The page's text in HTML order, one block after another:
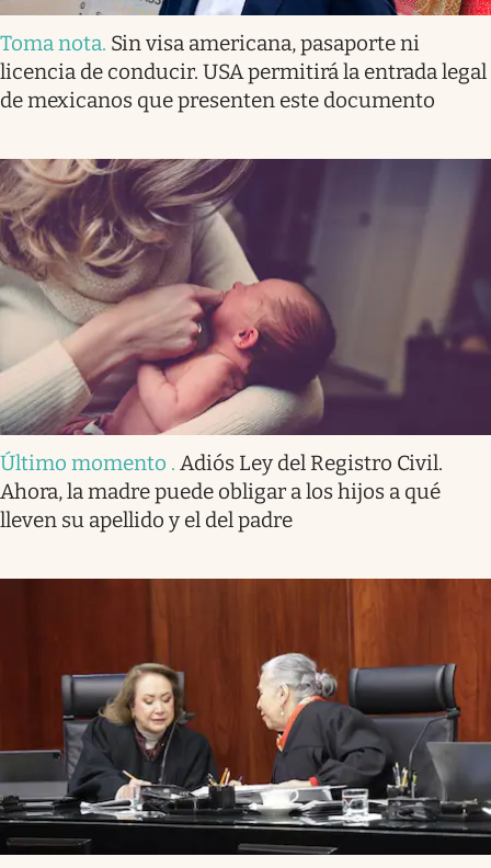
Toma nota. Sin visa americana, pasaporte ni
licencia de conducir. USA permitirá la entrada legal
de mexicanos que presenten este documento
Último momento . Adiós Ley del Registro Civil.
Ahora, la madre puede obligar a los hijos a qué
lleven su apellido y el del padre